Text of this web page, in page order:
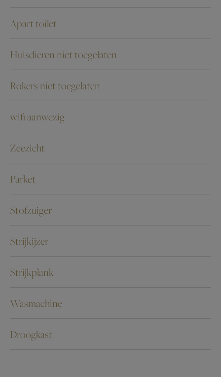
Apart toilet
Huisdieren niet toegelaten
Rokers niet toegelaten
wifi aanwezig
Zeezicht
Parket
Stofzuiger
Strijkijzer
Strijkplank
Wasmachine
Droogkast